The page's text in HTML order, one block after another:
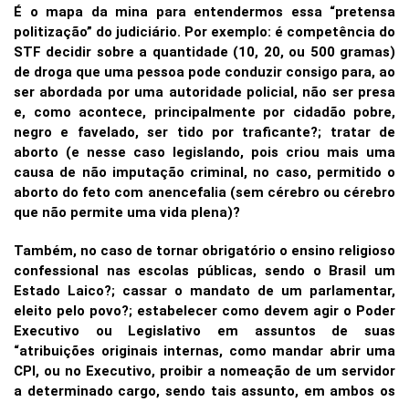
É o mapa da mina para entendermos essa “pretensa
politização” do judiciário. Por exemplo: é competência do
STF decidir sobre a quantidade (10, 20, ou 500 gramas)
de droga que uma pessoa pode conduzir consigo para, ao
ser abordada por uma autoridade policial, não ser presa
e, como acontece, principalmente por cidadão pobre,
negro e favelado, ser tido por traficante?; tratar de
aborto (e nesse caso legislando, pois criou mais uma
causa de não imputação criminal, no caso, permitido o
aborto do feto com anencefalia (sem cérebro ou cérebro
que não permite uma vida plena)?
Também, no caso de tornar obrigatório o ensino religioso
confessional nas escolas públicas, sendo o Brasil um
Estado Laico?; cassar o mandato de um parlamentar,
eleito pelo povo?; estabelecer como devem agir o Poder
Executivo ou Legislativo em assuntos de suas
“atribuições originais internas, como mandar abrir uma
CPI, ou no Executivo, proibir a nomeação de um servidor
a determinado cargo, sendo tais assunto, em ambos os